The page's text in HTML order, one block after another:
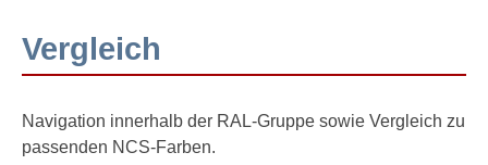
Vergleich
Navigation innerhalb der RAL-Gruppe sowie Vergleich zu
passenden NCS-Farben.